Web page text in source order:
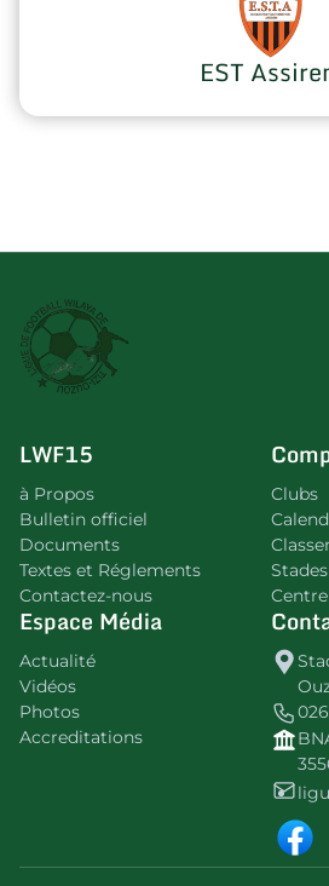
EST
LWF15
à Propos
Bulletin officiel
Documents
Textes et Réglements
Contactez-nous
Clubs
Stades
Espace Média
Actualité
Vidéos
Photos
Accreditations